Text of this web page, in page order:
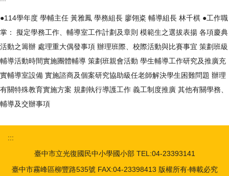
●114學年度 學輔主任 黃雅鳳 學務組長 廖翎粢 輔導組長 林千棋 ●工作職
掌： 擬定學務工作、輔導室工作計劃及章則 模範生之選拔表揚 各項慶典
活動之籌辦 處理重大偶發事項 辦理班際、校際活動與比賽事宜 策劃班級
輔導活動時間實施團體輔導 策劃班親會活動 學生輔導工作研究及推廣充
實輔導室設備 實施諮商及個案研究協助級任老師解決學生困難問題 辦理
有關特殊教育實施方案 規劃執行導護工作 義工制度推廣 其他有關學務、
輔導及交辦事項
:::
臺中市立光復國民中小學國小部 TEL:04-23393141
臺中市霧峰區柳豐路535號 FAX:04-23398413 版權所有‧轉載必究